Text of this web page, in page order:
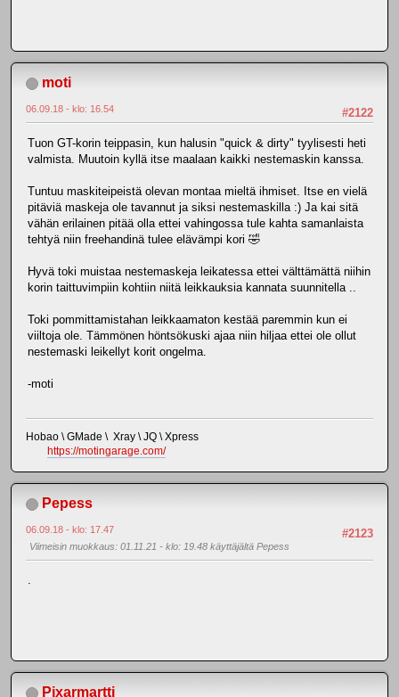
moti
#2122
06.09.18 - klo: 16.54
Tuon GT-korin teippasin, kun halusin "quick & dirty" tyylisesti heti
valmista. Muutoin kyllä itse maalaan kaikki nestemaskin kanssa.
Tuntuu maskiteipeistä olevan montaa mieltä ihmiset. Itse en vielä
pitäviä maskeja ole tavannut ja siksi nestemaskilla :) Ja kai sitä
vähän erilainen pitää olla ettei vahingossa tule kahta samanlaista
tehtyä niin freehandinä tulee elävämpi kori 🤣
Hyvä toki muistaa nestemaskeja leikatessa ettei välttämättä niihin
korin taittuvimpiin kohtiin niitä leikkauksia kannata suunnitella ..
Toki pommittamistahan leikkaamaton kestää paremmin kun ei
viiltoja ole. Tämmönen höntsökuski ajaa niin hiljaa ettei ole ollut
nestemaski leikellyt korit ongelma.
-moti
Hobao \ GMade \ Xray \ JQ \ Xpress
https://motingarage.com/
Pepess
#2123
06.09.18 - klo: 17.47
Viimeisin muokkaus: 01.11.21 - klo: 19.48 käyttäjältä Pepess
.
Pixarmartti